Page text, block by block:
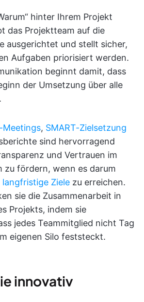
hinter Ihrem Projekt
das Projektteam auf die
ausgerichtet und stellt sicher,
Aufgaben priorisiert werden.
beginnt damit, dass
der Umsetzung über alle
, SMART-Zielsetzung
sind hervorragend
und Vertrauen im
zu fördern, wenn es darum
Ziele zu erreichen.
sie die Zusammenarbeit in
Projekts, indem sie
jedes Teammitglied nicht Tag
eigenen Silo feststeckt.
innovativ